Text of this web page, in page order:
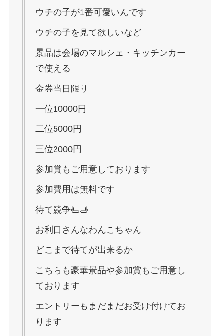
ウチの子が1番可愛いんです
ウチの子を見て欲しいなど
景品は会場のマルシェ・キッチンカー
で使える
金券当日限り
一位10000円
二位5000円
三位2000円
参加賞もご用意しております
参加費用は無料です
待て競争🫷🫸
お利口さんなわんこちゃん
どこまで待てが出来るか
こちらも豪華景品や参加賞もご用意し
ております
エントリーもまだまだお受け付けてお
ります